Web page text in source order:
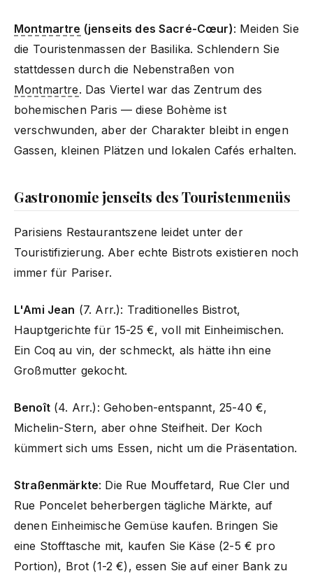
Montmartre (jenseits des Sacré-Cœur): Meiden Sie
die Touristenmassen der Basilika. Schlendern Sie
stattdessen durch die Nebenstraßen von
Montmartre. Das Viertel war das Zentrum des
bohemischen Paris — diese Bohème ist
verschwunden, aber der Charakter bleibt in engen
Gassen, kleinen Plätzen und lokalen Cafés erhalten.
Gastronomie jenseits des Touristenmenüs
Parisiens Restaurantszene leidet unter der
Touristifizierung. Aber echte Bistrots existieren noch
immer für Pariser.
L'Ami Jean (7. Arr.): Traditionelles Bistrot,
Hauptgerichte für 15-25 €, voll mit Einheimischen.
Ein Coq au vin, der schmeckt, als hätte ihn eine
Großmutter gekocht.
Benoît(4. Arr.): Gehoben-entspannt, 25-40 €,
Michelin-Stern, aber ohne Steifheit. Der Koch
kümmert sich ums Essen, nicht um die Präsentation.
Straßenmärkte: Die Rue Mouffetard, Rue Cler und
Rue Poncelet beherbergen tägliche Märkte, auf
denen Einheimische Gemüse kaufen. Bringen Sie
eine Stofftasche mit, kaufen Sie Käse (2-5 € pro
Portion), Brot (1-2 €), essen Sie auf einer Bank zu